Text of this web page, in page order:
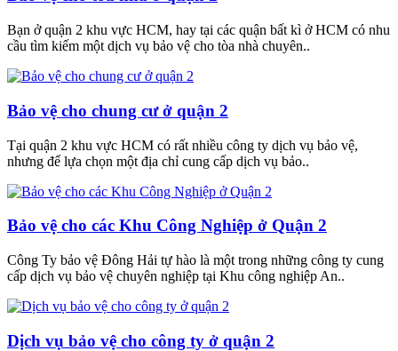
Bạn ở quận 2 khu vực HCM, hay tại các quận bất kì ở HCM có nhu
cầu tìm kiếm một dịch vụ bảo vệ cho tòa nhà chuyên..
Bảo vệ cho chung cư ở quận 2
Tại quận 2 khu vực HCM có rất nhiều công ty dịch vụ bảo vệ,
nhưng để lựa chọn một địa chỉ cung cấp dịch vụ bảo..
Bảo vệ cho các Khu Công Nghiệp ở Quận 2
Công Ty bảo vệ Đông Hải tự hào là một trong những công ty cung
cấp dịch vụ bảo vệ chuyên nghiệp tại Khu công nghiệp An..
Dịch vụ bảo vệ cho công ty ở quận 2